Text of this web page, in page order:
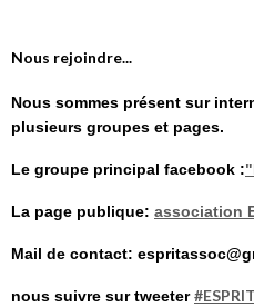
Nous rejoindre...
Nous sommes présent sur
plusieurs groupes et pages.
Le groupe principal facebook :
La page publique: association
Mail de contact:
nous suivre sur tweeter